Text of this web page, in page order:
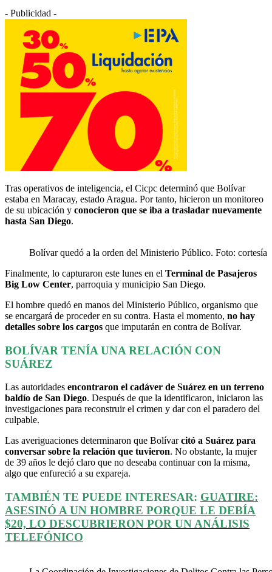
- Publicidad -
Tras operativos de inteligencia, el Cicpc determinó que Bolívar
estaba en Maracay, estado Aragua. Por tanto, hicieron un monitoreo
de su ubicación y conocieron que se iba a trasladar nuevamente
hasta San Diego.
Bolívar quedó a la orden del Ministerio Público. Foto: cortesía
Finalmente, lo capturaron este lunes en el Terminal de Pasajeros
Big Low Center, parroquia y municipio San Diego.
El hombre quedó en manos del Ministerio Público, organismo que
se encargará de proceder en su contra. Hasta el momento, no hay
detalles sobre los cargos que imputarán en contra de Bolívar.
BOLÍVAR TENÍA UNA RELACIÓN CON
SUÁREZ
Las autoridades encontraron el cadáver de Suárez en un terreno
baldío de San Diego. Después de que la identificaron, iniciaron las
investigaciones para reconstruir el crimen y dar con el paradero del
culpable.
Las averiguaciones determinaron que Bolívarcitó a Suárez para
conversar sobre la relación que tuvieron. No obstante, la mujer
de 39 años le dejó claro que no deseaba continuar con la misma,
algo que enfureció a su expareja.
TAMBIÉN TE PUEDE INTERESAR: GUATIRE:
ASESINÓ A UN HOMBRE PORQUE LE DEBÍA
$20, LO DESCUBRIERON POR UN ANÁLISIS
TELEFÓNICO